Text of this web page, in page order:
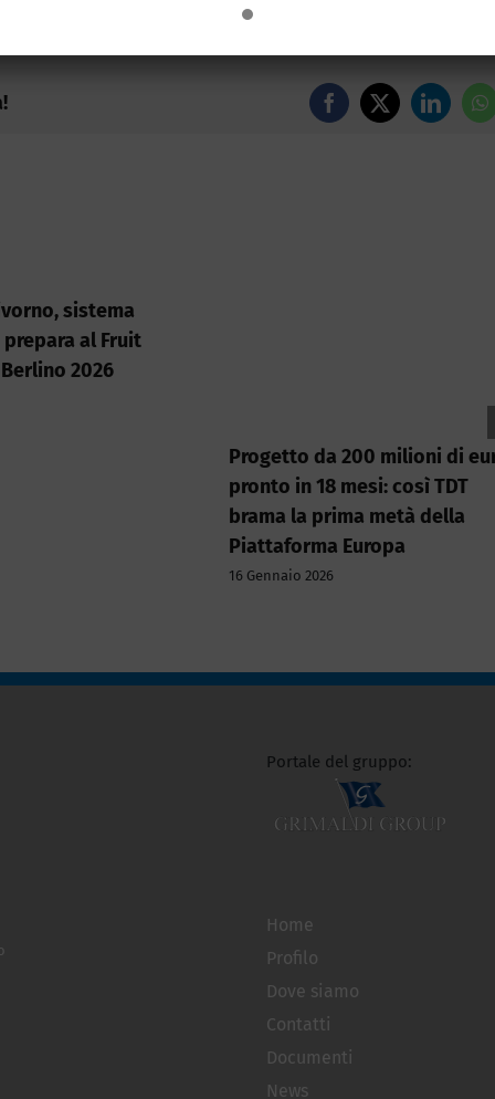
Facebook
X
sistema
al Fruit
2026
Progetto da 200 milioni di
pronto in 18 mesi: così TDT
brama la prima metà della
Piattaforma Europa
16 Gennaio 2026
Portale del gruppo:
Home
Profilo
Dove siamo
Contatti
Documenti
News